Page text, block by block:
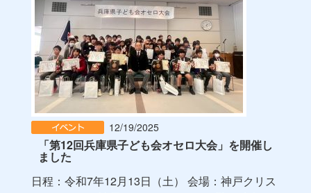
12/19/2025
「第12回兵庫県子ども会オセロ大会」を開催し
ました
日程：令和7年12月13日（土） 会場：神戸クリス